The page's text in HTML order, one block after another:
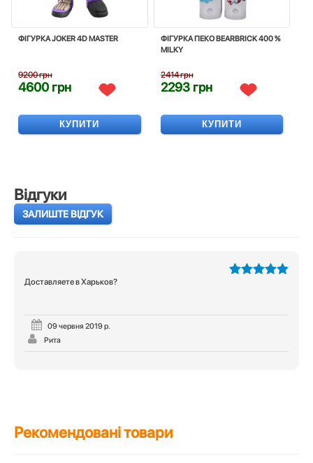
ФIГУРКА JOKER 4D MASTER
9200 грн
4600 грн
КУПИТИ
ФІГУРКА ПЕКО BEARBRICK 400 %
MILKY
2414 грн
2293 грн
КУПИТИ
Відгуки
ЗАЛИШТЕ ВІДГУК
Доставляете в Харьков?
09 червня 2019 р.
Рита
Рекомендовані товари